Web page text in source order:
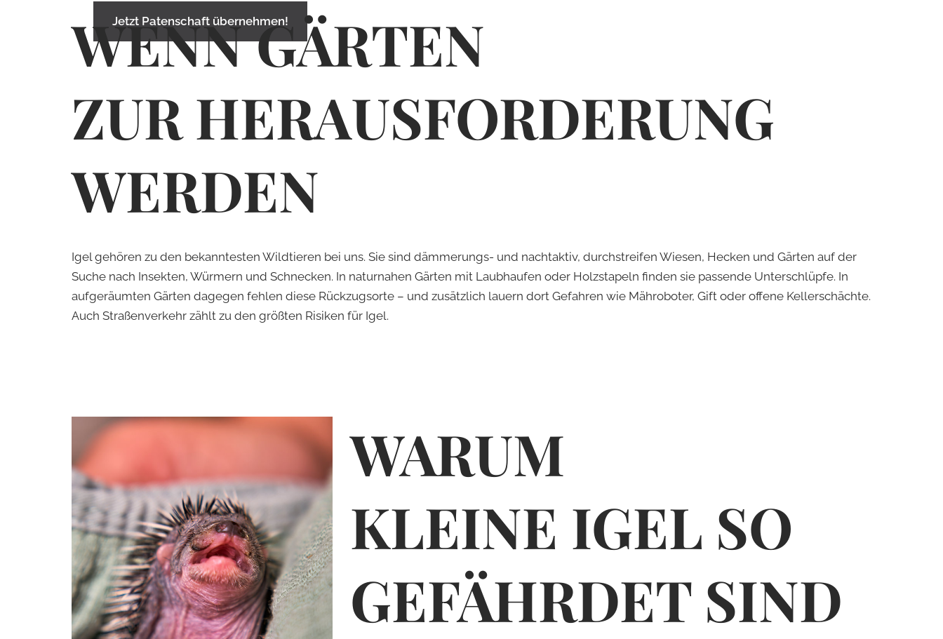
Jetzt Patenschaft übernehmen!
WENN GÄRTEN
ZUR HERAUS­FOR­DERUNG
WER­DEN
Igel gehören zu den bekanntesten Wildtieren bei uns. Sie sind dämmerungs- und nachtaktiv, durchstreifen Wiesen, Hecken und Gärten auf der
Suche nach Insekten, Würmern und Schnecken. In naturnahen Gärten mit Laubhaufen oder Holzstapeln finden sie passende Unterschlüpfe. In
aufgeräumten Gärten dagegen fehlen diese Rückzugsorte – und zusätzlich lauern dort Gefahren wie Mähroboter, Gift oder offene Kellerschächte.
Auch Straßenverkehr zählt zu den größten Risiken für Igel.
WARUM
KLEINE IGEL SO
GEFÄHR­­­­­­­­­DET SIND